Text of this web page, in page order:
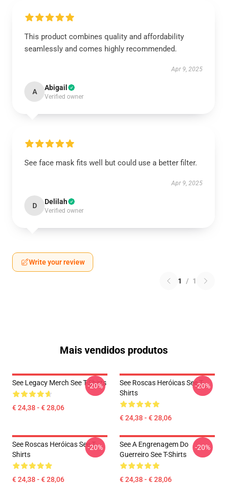
This product combines quality and affordability
seamlessly and comes highly recommended.
Apr 9, 2025
A Abigail
Verified owner
See face mask fits well but could use a better filter.
Apr 9, 2025
D Delilah
Verified owner
Write your review
1 / 1
Mais vendidos produtos
See Legacy Merch See T-Shirts
€ 24,38 - € 28,06
-20%
See Roscas Heróicas See T-
Shirts
€ 24,38 - € 28,06
-20%
See Roscas Heróicas See T-
Shirts
€ 24,38 - € 28,06
-20%
See A Engrenagem Do
Guerreiro See T-Shirts
€ 24,38 - € 28,06
-20%